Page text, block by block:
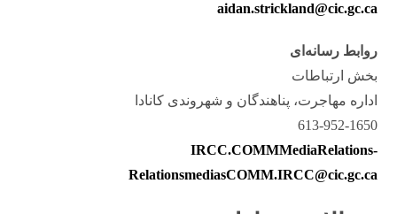
aidan.strickland@cic.gc.ca
روابط رسانه‌ای
بخش ارتباطات
اداره مهاجرت، پناهندگان و شهروندی کانادا
613-952-1650
IRCC.COMMMediaRelations-
RelationsmediasCOMM.IRCC@cic.gc.ca